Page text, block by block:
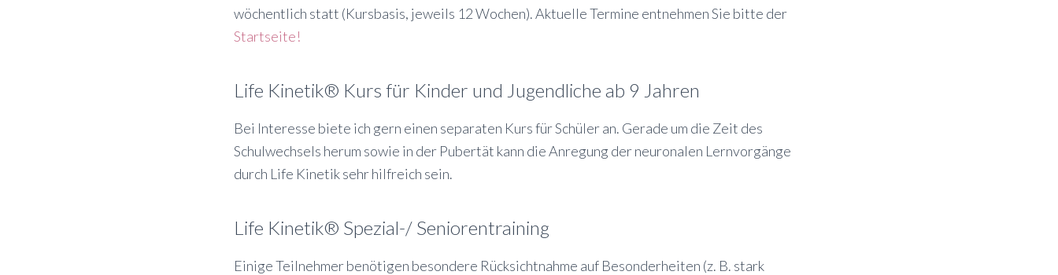
wöchentlich statt (Kursbasis, jeweils 12 Wochen). Aktuelle Termine entnehmen Sie bitte der
Startseite!
Life Kinetik® Kurs für Kinder und Jugendliche ab 9 Jahren
Bei Interesse biete ich gern einen separaten Kurs für Schüler an. Gerade um die Zeit des
Schulwechsels herum sowie in der Pubertät kann die Anregung der neuronalen Lernvorgänge
durch Life Kinetik sehr hilfreich sein.
Life Kinetik® Spezial-/ Seniorentraining
Einige Teilnehmer benötigen besondere Rücksichtnahme auf Besonderheiten (z. B. stark